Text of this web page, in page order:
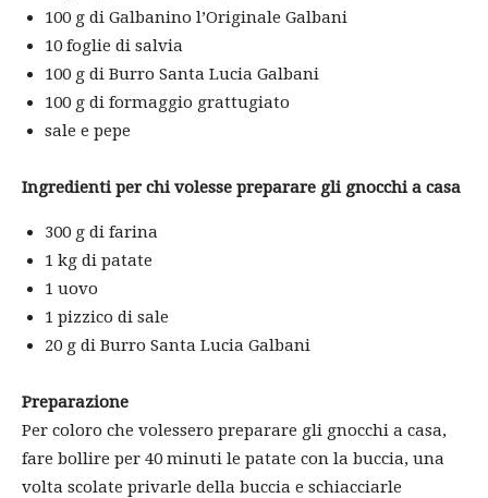
100 g di Galbanino l’Originale Galbani
10 foglie di salvia
100 g di Burro Santa Lucia Galbani
100 g di formaggio grattugiato
sale e pepe
Ingredienti per chi volesse preparare gli gnocchi a casa
300 g di farina
1 kg di patate
1 uovo
1 pizzico di sale
20 g di Burro Santa Lucia Galbani
Preparazione
Per coloro che volessero preparare gli gnocchi a casa,
fare bollire per 40 minuti le patate con la buccia, una
volta scolate privarle della buccia e schiacciarle